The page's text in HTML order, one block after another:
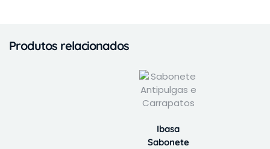
Produtos relacionados
Ibasa
Sabonete